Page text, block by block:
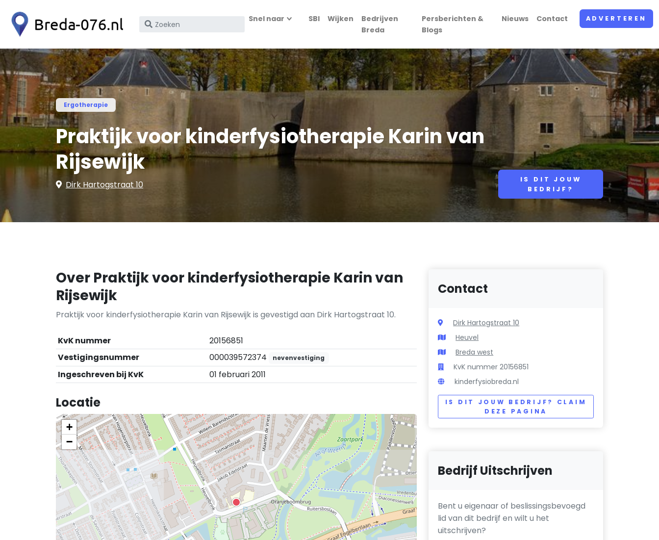
Zoek
bedrijfsnaam
of
KvK
nummer
Snel naar SBI Wijken
Bedrijven
Breda
Persberichten &
Blogs
Nieuws Contact ADVERTEREN
Ergotherapie
Praktijk voor kinderfysiotherapie Karin van
Rijsewijk
Dirk Hartogstraat 10
IS DIT JOUW
BEDRIJF?
Over Praktijk voor kinderfysiotherapie Karin van
Rijsewijk
Praktijk voor kinderfysiotherapie Karin van Rijsewijk is gevestigd aan Dirk Hartogstraat 10.
KvK nummer
20156851
Vestigingsnummer
000039572374 nevenvestiging
Ingeschreven bij KvK 01 februari 2011
Locatie
+
−
Contact
Dirk Hartogstraat 10
Heuvel
Breda west
KvK nummer 20156851
kinderfysiobreda.nl
IS DIT JOUW BEDRIJF? CLAIM
DEZE PAGINA
Bedrijf Uitschrijven
Bent u eigenaar of beslissingsbevoegd
lid van dit bedrijf en wilt u het
uitschrijven?